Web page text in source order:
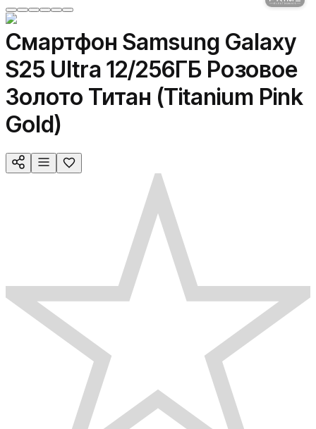
Смартфон Samsung Galaxy
S25 Ultra 12/256ГБ Розовое
Золото Титан (Titanium Pink
Gold)